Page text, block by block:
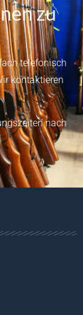
zu
telefonisch
kontaktieren
nach